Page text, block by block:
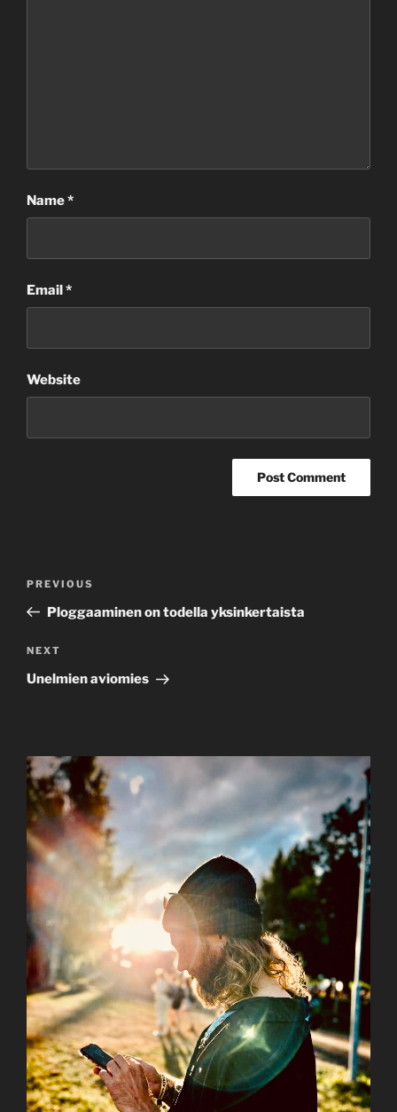
Name*
Email*
Website
Previous
Post
PREVIOUS
Ploggaaminen on todella yksinkertaista
Next
Post
NEXT
Unelmien aviomies